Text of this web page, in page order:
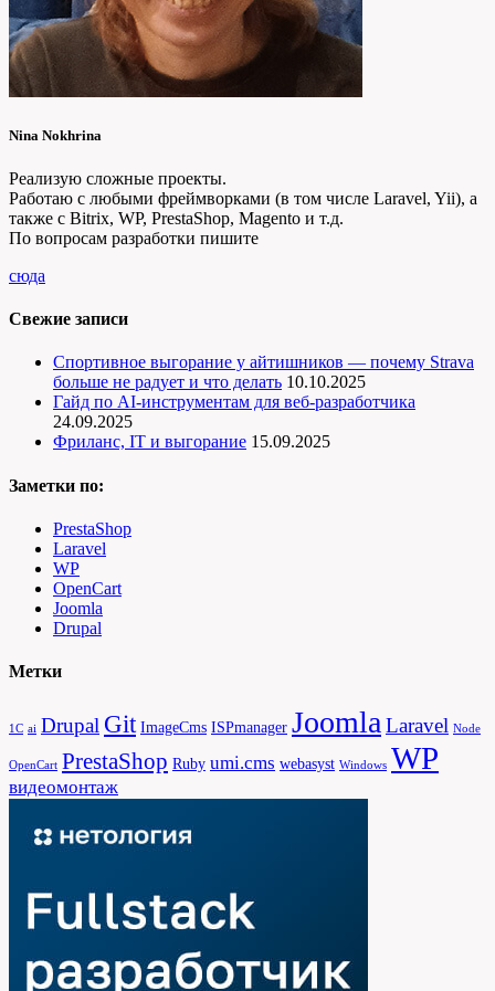
Nina Nokhrina
Реализую сложные проекты.
Работаю с любыми фреймворками (в том числе Laravel, Yii), а
также с Bitrix, WP, PrestaShop, Magento и т.д.
По вопросам разработки пишите
сюда
Свежие записи
Спортивное выгорание у айтишников — почему Strava
больше не радует и что делать 10.10.2025
Гайд по AI-инструментам для веб-разработчика
24.09.2025
Фриланс, IT и выгорание 15.09.2025
Заметки по:
PrestaShop
Laravel
WP
OpenCart
Joomla
Drupal
Метки
1С ai Drupal Git ImageCms ISPmanager JoomlaLaravel Node
OpenCart PrestaShop Ruby umi.cms webasyst Windows WP
видеомонтаж